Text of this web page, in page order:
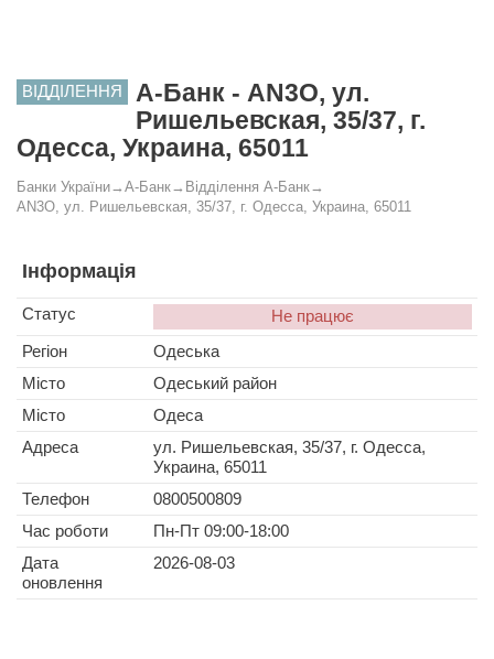
ВІДДІЛЕННЯ
А-Банк - AN3O, ул.
Ришельевская, 35/37, г.
Одесса, Украина, 65011
Банки України→ А-Банк→ Відділення А-Банк→
AN3O, ул. Ришельевская, 35/37, г. Одесса, Украина, 65011
Інформація
Статус
Не працює
Регіон
Одеська
Місто
Одеський район
Місто
Одеса
Адреса
ул. Ришельевская, 35/37, г. Одесса,
Украина, 65011
Телефон
0800500809
Час роботи
Пн-Пт 09:00-18:00
Дата
оновлення
2026-08-03